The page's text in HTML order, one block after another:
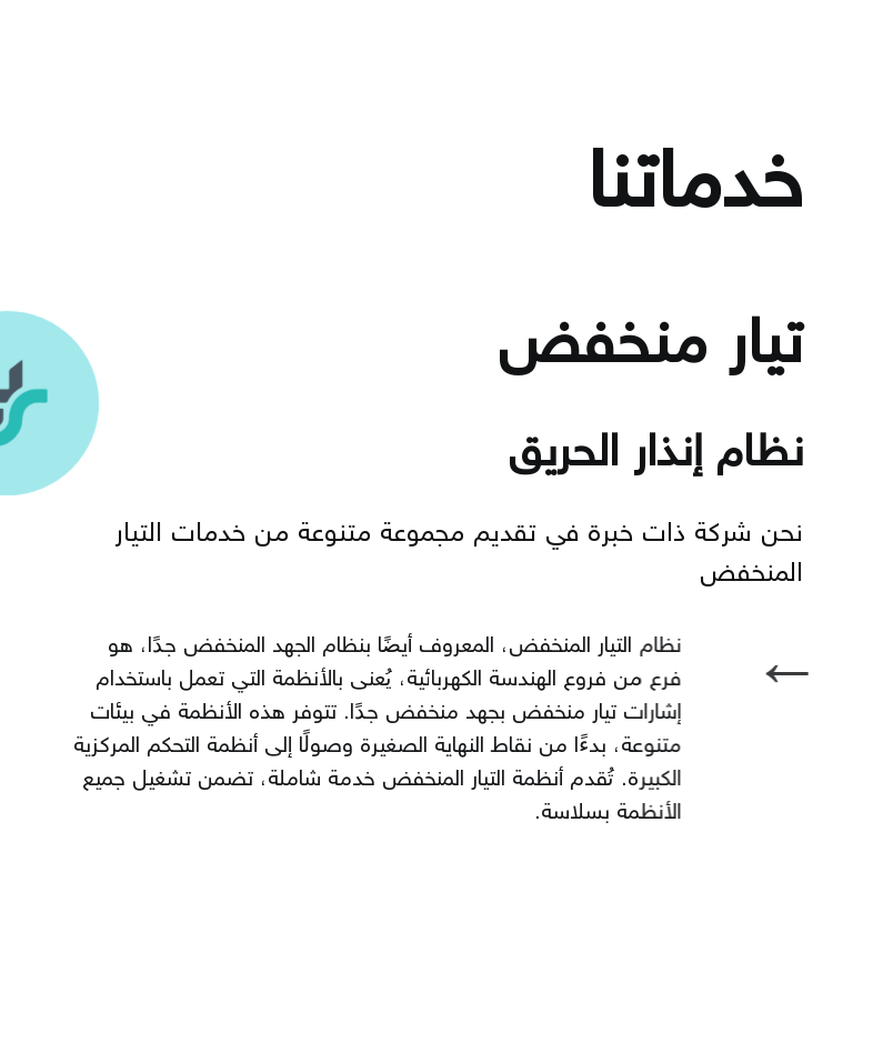
خدماتنا
تيار منخفض
نظام إنذار الحريق
نحن شركة ذات خبرة في تقديم مجموعة متنوعة من خدمات التيار
المنخفض
←
نظام التيار المنخفض، المعروف أيضًا بنظام الجهد المنخفض جدًا، هو
فرع من فروع الهندسة الكهربائية، يُعنى بالأنظمة التي تعمل باستخدام
إشارات تيار منخفض بجهد منخفض جدًا. تتوفر هذه الأنظمة في بيئات
متنوعة، بدءًا من نقاط النهاية الصغيرة وصولًا إلى أنظمة التحكم المركزية
الكبيرة. تُقدم أنظمة التيار المنخفض خدمة شاملة، تضمن تشغيل جميع
الأنظمة بسلاسة.